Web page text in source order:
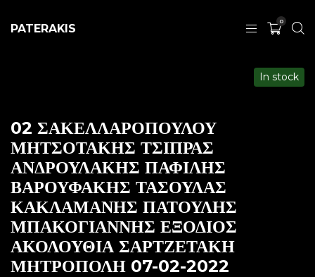
PATERAKIS
0
02 ΣΑΚΕΛΛΑΡΟΠΟΥΛΟΥ
ΜΗΤΣΟΤΑΚΗΣ ΤΣΙΠΡΑΣ
ΑΝΔΡΟΥΛΑΚΗΣ ΠΑΦΙΛΗΣ
ΒΑΡΟΥΦΑΚΗΣ ΤΑΣΟΥΛΑΣ
ΚΑΚΛΑΜΑΝΗΣ ΠΑΤΟΥΛΗΣ
ΜΠΑΚΟΓΙΑΝΝΗΣ ΕΞΟΔΙΟΣ
ΑΚΟΛΟΥΘΙΑ ΣΑΡΤΖΕΤΑΚΗ
ΜΗΤΡΟΠΟΛΗ 07-02-2022
In stock